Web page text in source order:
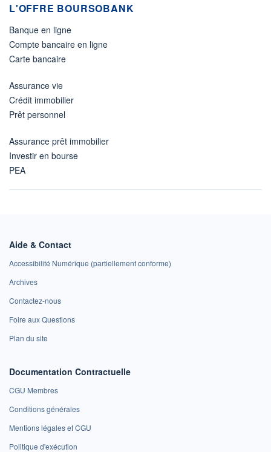
L'OFFRE BOURSOBANK
Banque en ligne
Compte bancaire en ligne
Carte bancaire
Assurance vie
Crédit immobilier
Prêt personnel
Assurance prêt immobilier
Investir en bourse
PEA
Aide & Contact
Accessibilité Numérique (partiellement conforme)
Archives
Contactez-nous
Foire aux Questions
Plan du site
Documentation Contractuelle
CGU Membres
Conditions générales
Mentions légales et CGU
Politique d'exécution